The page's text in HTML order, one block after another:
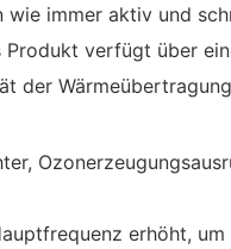
immer aktiv und
verfügt über
der
erhöht,